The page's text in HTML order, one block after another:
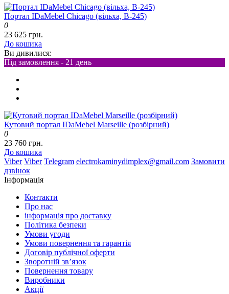
Портал IDaMebel Chicago (вільха, B-245)
0
23 625 грн.
До кошика
Ви дивилися:
Під замовлення - 21 день
Кутовий портал IDaMebel Marseille (розбірний)
0
23 760 грн.
До кошика
Viber Viber Telegram electrokaminydimplex@gmail.com Замовити
дзвінок
Інформація
Контакти
Про нас
інформація про доставку
Політика безпеки
Умови угоди
Умови повернення та гарантія
Договір публічної оферти
Зворотній зв’язок
Повернення товару
Виробники
Акції